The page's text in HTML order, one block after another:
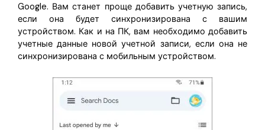
Google. Вам станет проще добавить учетную запись,
если она будет синхронизирована с вашим
устройством. Как и на ПК, вам необходимо добавить
учетные данные новой учетной записи, если она не
синхронизирована с мобильным устройством.